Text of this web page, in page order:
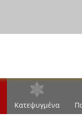
Κατεψυγμένα